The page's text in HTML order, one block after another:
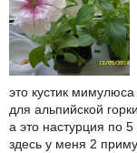
это кустик
для альпийской горки
а это настурция по
здесь у меня 2